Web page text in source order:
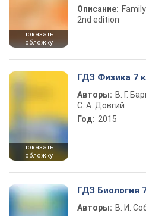
показать
обложку
Описание:
2nd edition
показать
обложку
ГДЗ Физика 7
Авторы: В. Г.
С. А. Довгий
Год: 2015
ГДЗ Биология
Авторы: В. И.